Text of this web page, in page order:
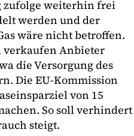
zufolge weiterhin frei
werden und der
wäre nicht betroffen.
verkaufen Anbieter
die Versorgung des
Die EU-Kommission
von 15
So soll verhindert
steigt.